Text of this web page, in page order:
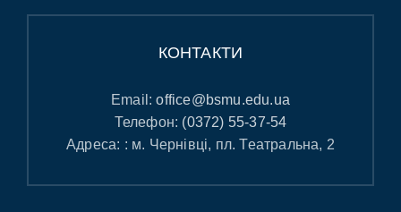
КОНТАКТИ
Email:office@bsmu.edu.ua
Телефон: (0372) 55-37-54
Адреса: : м. Чернівці, пл. Театральна, 2